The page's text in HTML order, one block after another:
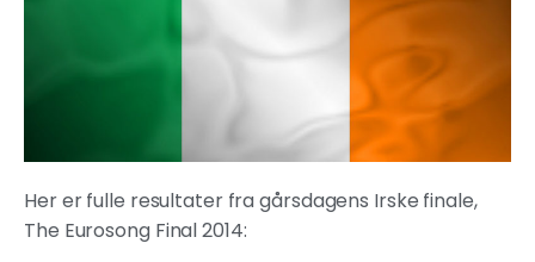
Her er fulle resultater fra gårsdagens Irske finale,
The Eurosong Final 2014: